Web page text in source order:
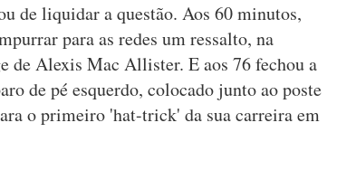
de liquidar a questão. Aos 60 minutos,
para as redes um ressalto, na
de Alexis Mac Allister. E aos 76 fechou a
de pé esquerdo, colocado junto ao poste
o primeiro 'hat-trick' da sua carreira em